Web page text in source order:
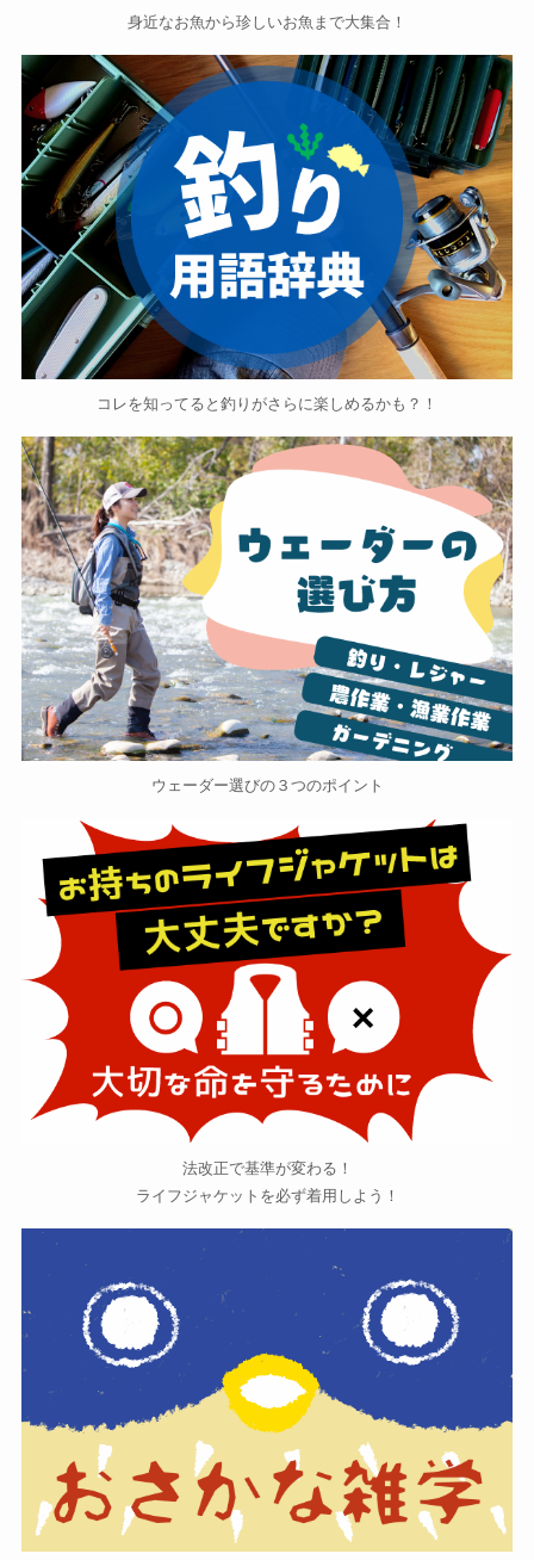
身近なお魚から珍しいお魚まで大集合！
コレを知ってると釣りがさらに楽しめるかも？！
ウェーダー選びの３つのポイント
法改正で基準が変わる！
ライフジャケットを必ず着用しよう！